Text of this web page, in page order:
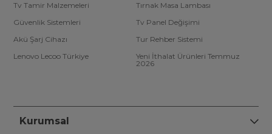
Tv Tamir Malzemeleri
Tırnak Masa Lambası
Güvenlik Sistemleri
Tv Panel Değişimi
Akü Şarj Cihazı
Tur Rehber Sistemi
Lenovo Lecoo Türkiye
Yeni İthalat Ürünleri Temmuz
2026
Kurumsal